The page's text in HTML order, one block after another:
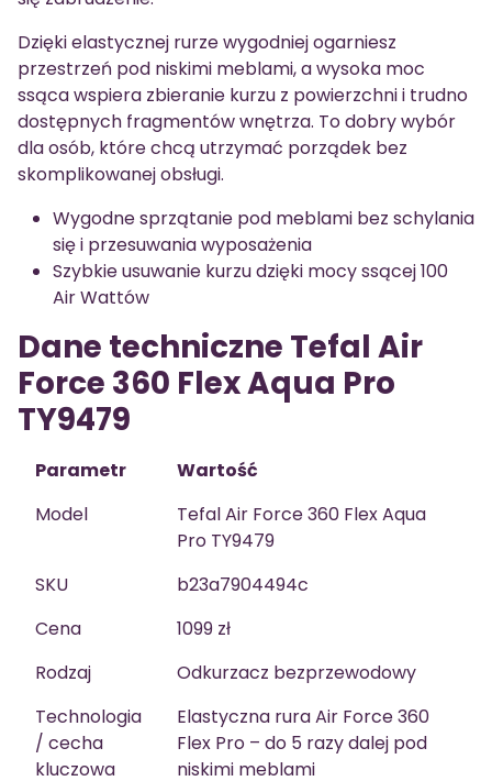
Dzięki elastycznej rurze wygodniej ogarniesz
przestrzeń pod niskimi meblami, a wysoka moc
ssąca wspiera zbieranie kurzu z powierzchni i trudno
dostępnych fragmentów wnętrza. To dobry wybór
dla osób, które chcą utrzymać porządek bez
skomplikowanej obsługi.
Wygodne sprzątanie pod meblami bez schylania
się i przesuwania wyposażenia
Szybkie usuwanie kurzu dzięki mocy ssącej 100
Air Wattów
Dane techniczne Tefal Air
Force 360 Flex Aqua Pro
TY9479
Parametr
Wartość
Model
Tefal Air Force 360 Flex Aqua
Pro TY9479
SKU
b23a7904494c
Cena
1099 zł
Rodzaj
Odkurzacz bezprzewodowy
Technologia
/ cecha
kluczowa
Elastyczna rura Air Force 360
Flex Pro – do 5 razy dalej pod
niskimi meblami